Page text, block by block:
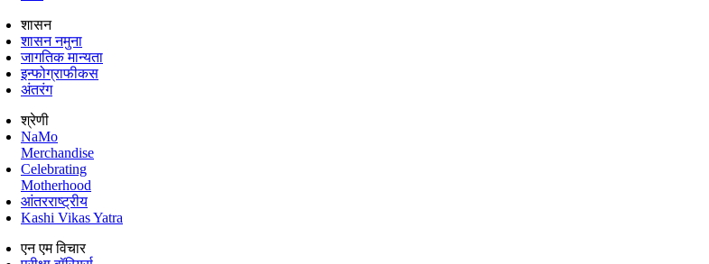
शासन
शासन नमुना
जागतिक मान्यता
इन्फोग्राफीकस
अंतरंग
श्रेणी
NaMo
Merchandise
Celebrating
Motherhood
आंतरराष्ट्रीय
Kashi Vikas Yatra
एन एम विचार